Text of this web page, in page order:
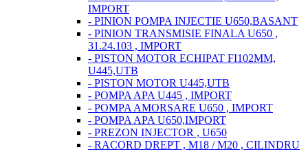
IMPORT
- PINION POMPA INJECTIE U650,BASANT
- PINION TRANSMISIE FINALA U650 ,
31.24.103 , IMPORT
- PISTON MOTOR ECHIPAT FI102MM,
U445,UTB
- PISTON MOTOR U445,UTB
- POMPA APA U445 , IMPORT
- POMPA AMORSARE U650 , IMPORT
- POMPA APA U650,IMPORT
- PREZON INJECTOR , U650
- RACORD DREPT , M18 / M20 , CILINDRU